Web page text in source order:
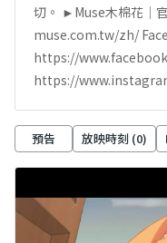
切。 ►Muse木棉花｜
muse.com.tw/zh/
https://
https://
預告 放映時刻 (0)